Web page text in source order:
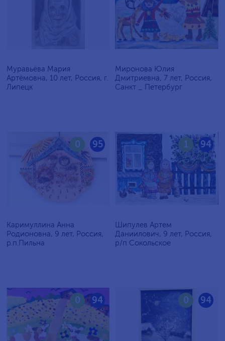
Муравьёва Мария
Артёмовна, 10 лет, Россия, г.
Липецк
Миронова Юлия
Дмитриевна, 7 лет, Россия,
Санкт _ Петербург
95
0
Каримуллина Анна
Родионовна, 9 лет, Россия,
р.п.Пильна
94
1
Шипулев Артем
Даниилович, 9 лет, Россия,
р/п Сокольское
94
0 94
0